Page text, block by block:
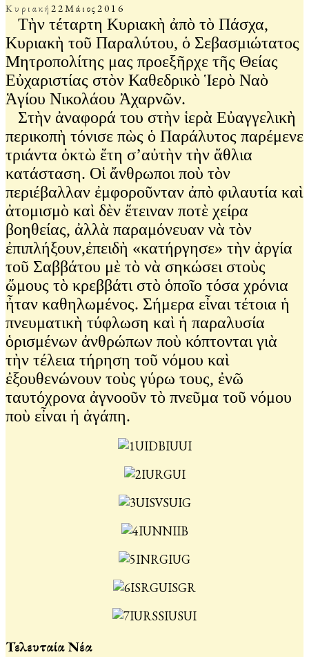
Κυριακή22Μάιος2016
Τὴν τέταρτη Κυριακὴ ἀπὸ τὸ Πάσχα,
Κυριακὴ τοῦ Παραλύτου, ὁ Σεβασμιώτατος
Μητροπολίτης μας προεξῆρχε τῆς Θείας
Εὐχαριστίας στὸν Καθεδρικὸ Ἱερὸ Ναὸ
Ἁγίου Νικολάου Ἀχαρνῶν.
Στὴν ἀναφορά του στὴν ἱερὰ Εὐαγγελικὴ
περικοπὴ τόνισε πὼς ὁ Παράλυτος παρέμενε
τριάντα ὀκτὼ ἔτη σ’αὐτὴν τὴν ἄθλια
κατάσταση. Οἱ ἄνθρωποι ποὺ τὸν
περιέβαλλαν ἐμφοροῦνταν ἀπὸ φιλαυτία καὶ
ἀτομισμὸ καὶ δὲν ἔτειναν ποτὲ χείρα
βοηθείας, ἀλλὰ παραμόνευαν νὰ τὸν
ἐπιπλήξουν,ἐπειδὴ «κατήργησε» τὴν ἀργία
τοῦ Σαββάτου μὲ τὸ νὰ σηκώσει στοὺς
ὤμους τὸ κρεββάτι στὸ ὁποῖο τόσα χρόνια
ἦταν καθηλωμένος. Σήμερα εἶναι τέτοια ἡ
πνευματικὴ τύφλωση καὶ ἡ παραλυσία
ὁρισμένων ἀνθρώπων ποὺ κόπτονται γιὰ
τὴν τέλεια τήρηση τοῦ νόμου καὶ
ἐξουθενώνουν τοὺς γύρω τους, ἐνῶ
ταυτόχρονα ἀγνοοῦν τὸ πνεῦμα τοῦ νόμου
ποὺ εἶναι ἡ ἀγάπη.
Τελευταία Νέα